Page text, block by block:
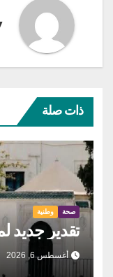
ذات صلة
صحة وطنية
تقدير جديد
أغسطس 6, 2026